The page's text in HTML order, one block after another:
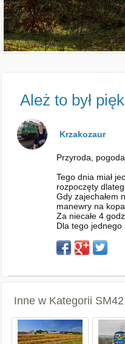
Ależ to był
Krzakozaur
Przyroda,
Tego dnia miał
rozpoczęty
Gdy zajechałem
manewry na
Za niecałe 4
Dla tego jednego
Inne w Kategorii